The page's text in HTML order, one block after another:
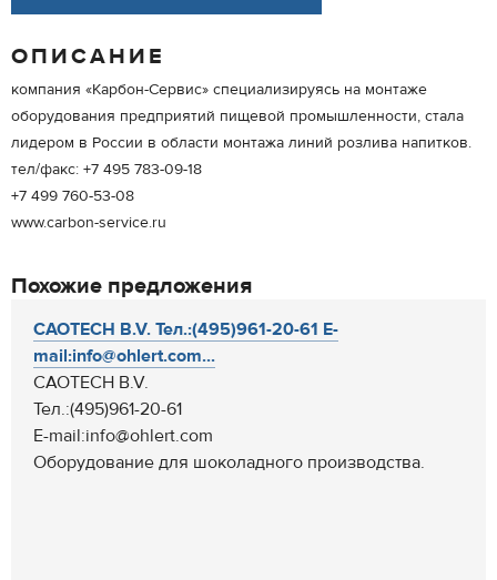
ОПИСАНИЕ
компания «Карбон-Сервис» специализируясь на монтаже
оборудования предприятий пищевой промышленности, стала
лидером в России в области монтажа линий розлива напитков.
тел/факс: +7 495 783-09-18
+7 499 760-53-08
www.carbon-service.ru
Похожие предложения
CAOTECH B.V. Тел.:(495)961-20-61 E-
mail:info@ohlert.com...
CAOTECH B.V.
Тел.:(495)961-20-61
E-mail:info@ohlert.com
Оборудование для шоколадного производства.